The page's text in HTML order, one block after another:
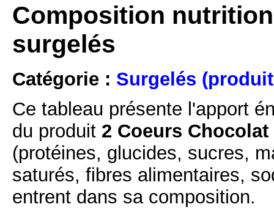
Composition
surgelés
Catégorie : Surgelés
Ce tableau présente l'apport
du produit 2 Coeurs
(protéines, glucides, sucres,
saturés, fibres alimentaires,
entrent dans sa composition.